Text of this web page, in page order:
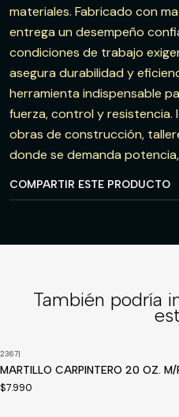
materiales. Fabricado con
entrega un desempeño
condiciones de trabajo
asegura durabilidad y
herramienta indispensable
fuerza, control y resistencia.
obras de construcción,
donde se demanda
COMPARTIR ESTE PRODUCTO
También podría
2367|
MARTILLO CARPINTERO 20 OZ. M/
$7.990